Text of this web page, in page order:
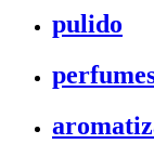
pulido